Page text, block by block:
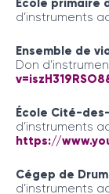
École primaire
d’instruments
Ensemble de
Don
École Cité-
d’instruments
https://
Cégep de
d’instruments